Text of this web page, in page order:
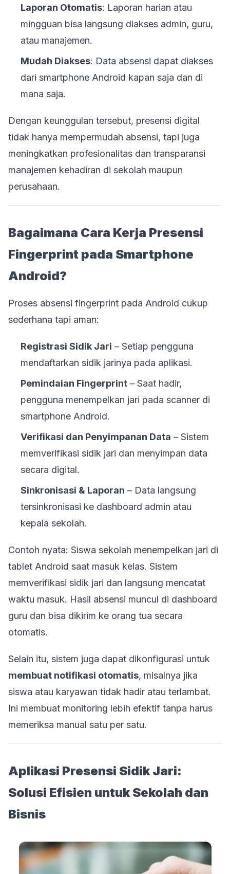
Laporan Otomatis: Laporan harian atau
mingguan bisa langsung diakses admin, guru,
atau manajemen.
Mudah Diakses: Data absensi dapat diakses
dari smartphone Android kapan saja dan di
mana saja.
Dengan keunggulan tersebut, presensi digital
tidak hanya mempermudah absensi, tapi juga
meningkatkan profesionalitas dan transparansi
manajemen kehadiran di sekolah maupun
perusahaan.
Bagaimana Cara Kerja Presensi
Fingerprint pada Smartphone
Android?
Proses absensi fingerprint pada Android cukup
sederhana tapi aman:
Registrasi Sidik Jari – Setiap pengguna
mendaftarkan sidik jarinya pada aplikasi.
Pemindaian Fingerprint – Saat hadir,
pengguna menempelkan jari pada scanner di
smartphone Android.
Verifikasi dan Penyimpanan Data – Sistem
memverifikasi sidik jari dan menyimpan data
secara digital.
Sinkronisasi & Laporan – Data langsung
tersinkronisasi ke dashboard admin atau
kepala sekolah.
Contoh nyata: Siswa sekolah menempelkan jari di
tablet Android saat masuk kelas. Sistem
memverifikasi sidik jari dan langsung mencatat
waktu masuk. Hasil absensi muncul di dashboard
guru dan bisa dikirim ke orang tua secara
otomatis.
Selain itu, sistem juga dapat dikonfigurasi untuk
membuat notifikasi otomatis, misalnya jika
siswa atau karyawan tidak hadir atau terlambat.
Ini membuat monitoring lebih efektif tanpa harus
memeriksa manual satu per satu.
Aplikasi Presensi Sidik Jari:
Solusi Efisien untuk Sekolah dan
Bisnis